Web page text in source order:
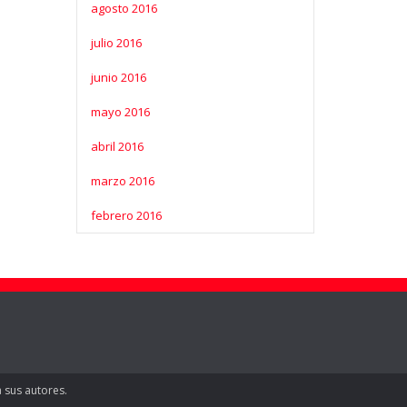
agosto 2016
julio 2016
junio 2016
mayo 2016
abril 2016
marzo 2016
febrero 2016
sus autores.